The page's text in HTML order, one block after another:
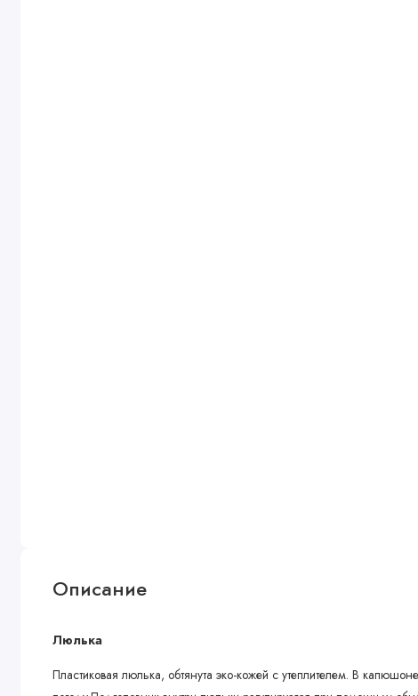
Описание
Люлька
Пластиковая люлька, обтянута эко-кожей с утеплителем. В